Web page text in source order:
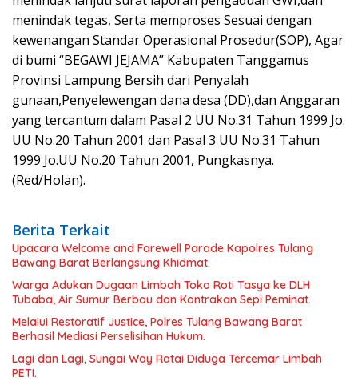
menindak tegas, Serta memproses Sesuai dengan
kewenangan Standar Operasional Prosedur(SOP), Agar
di bumi “BEGAWI JEJAMA” Kabupaten Tanggamus
Provinsi Lampung Bersih dari Penyalah
gunaan,Penyelewengan dana desa (DD),dan Anggaran
yang tercantum dalam Pasal 2 UU No.31 Tahun 1999 Jo.
UU No.20 Tahun 2001 dan Pasal 3 UU No.31 Tahun
1999 Jo.UU No.20 Tahun 2001, Pungkasnya.
(Red/Holan).
Berita Terkait
Upacara Welcome and Farewell Parade Kapolres Tulang
Bawang Barat Berlangsung Khidmat.
Warga Adukan Dugaan Limbah Toko Roti Tasya ke DLH
Tubaba, Air Sumur Berbau dan Kontrakan Sepi Peminat.
Melalui Restoratif Justice, Polres Tulang Bawang Barat
Berhasil Mediasi Perselisihan Hukum.
Lagi dan Lagi, Sungai Way Ratai Diduga Tercemar Limbah
PETI.